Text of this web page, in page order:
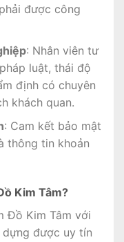
được công
: Nhân viên tư
luật, thái độ
định có chuyên
khách quan.
: Cam kết bảo mật
thông tin khoản
Kim Tâm?
Đồ Kim Tâm với
dựng được uy tín